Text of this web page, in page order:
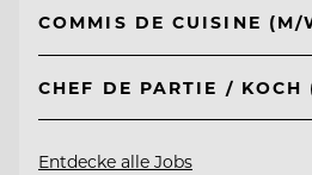
COMMIS DE CUISINE (M/
CHEF DE PARTIE / KOCH
Entdecke alle Jobs